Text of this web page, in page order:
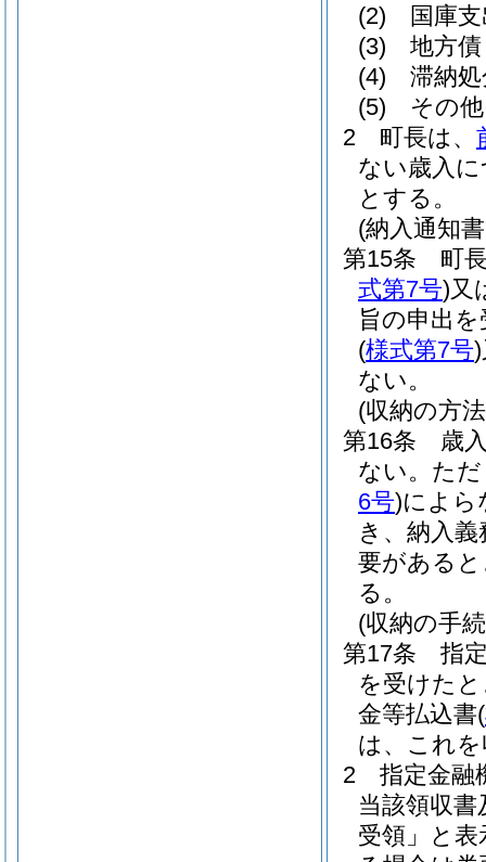
(2)
国庫
(3)
地方債
(4)
滞納
(5)
その
2
町長は、
ない歳入
とする。
(納入通知
第15条
町
式第7号)又
旨の申出
(様式第7号)
ない。
(収納の方
第16条
歳
ない。 た
6号)によら
き、納入
要がある
る。
(収納の手
第17条
指
を受けた
金等払込書(
は、これ
2
指定金融
当該領収
受領」と